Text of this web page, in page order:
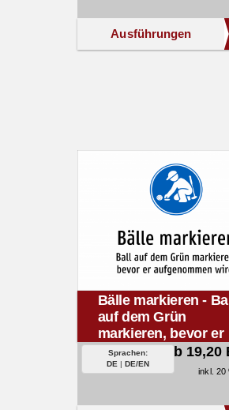
Ausführungen
Bälle markieren - Ball
auf dem Grün
markieren, bevor er
aufgenommen wird.
Sprachen:
DE | DE/EN
ab 19,20
inkl. 20